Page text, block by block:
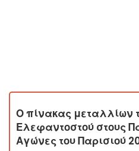
Ο πίνακας μεταλλίων
Ελεφαντοστού στους
Αγώνες του Παρισιού